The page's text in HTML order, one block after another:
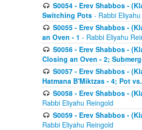
S0054 - Erev Shabbos -
Switching Pots - Rabbi
S0055 - Erev Shabbos -
an Oven - 1 - Rabbi Eliyahu
S0056 - Erev Shabbos -
Closing an Oven - 2;
S0057 - Erev Shabbos -
Hatmana B'Miktzas - 4; Pot
S0058 - Erev Shabbos -
Rabbi Eliyahu Reingold
S0059 - Erev Shabbos -
Rabbi Eliyahu Reingold